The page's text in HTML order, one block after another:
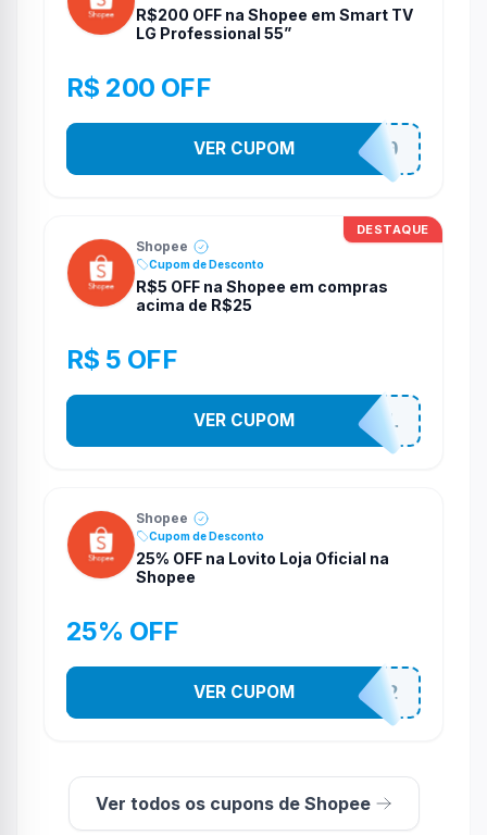
R$200 OFF na Shopee em Smart TV
LG Professional 55”
R$ 200 OFF
TV200
VER CUPOM
DESTAQUE
Shopee
Cupom de Desconto
R$5 OFF na Shopee em compras
acima de R$25
R$ 5 OFF
PR0M0710N4L
VER CUPOM
Shopee
Cupom de Desconto
25% OFF na Lovito Loja Oficial na
Shopee
25% OFF
141525852
VER CUPOM
Ver todos os cupons de Shopee